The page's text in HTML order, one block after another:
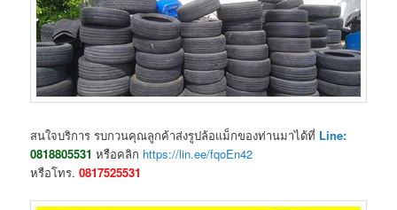
สนใจบริการ รบกวนคุณลูกค้าส่งรูปล้อแม็กของท่านมาได้ที่ Line:
0818805531 หรือคลิก https://lin.ee/fqoEn42
หรือโทร.0817525531